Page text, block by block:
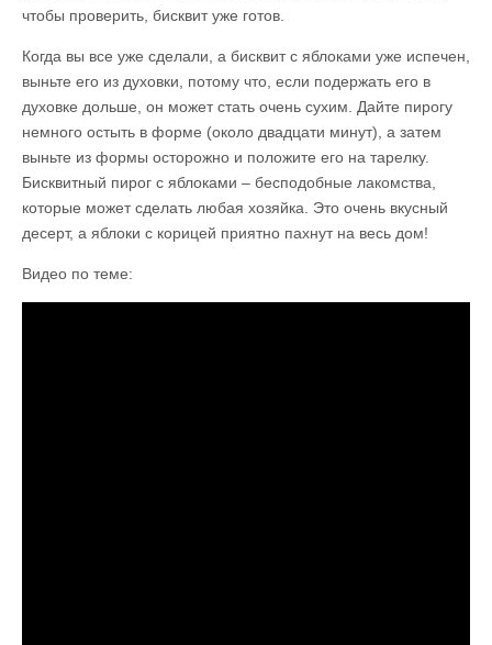
чтобы проверить, бисквит уже готов.
Когда вы все уже сделали, а бисквит с яблоками уже испечен,
выньте его из духовки, потому что, если подержать его в
духовке дольше, он может стать очень сухим. Дайте пирогу
немного остыть в форме (около двадцати минут), а затем
выньте из формы осторожно и положите его на тарелку.
Бисквитный пирог с яблоками – бесподобные лакомства,
которые может сделать любая хозяйка. Это очень вкусный
десерт, а яблоки с корицей приятно пахнут на весь дом!
Видео по теме: